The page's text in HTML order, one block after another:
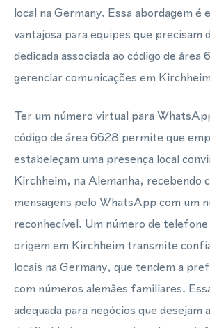
local na Germany. Essa abordagem é
vantajosa para equipes que precisam
dedicada associada ao código de área
gerenciar comunicações em
Ter um número virtual para
código de área 6628 permite que
estabeleçam uma presença local
Kirchheim, na Alemanha, recebendo
mensagens pelo WhatsApp com um
reconhecível. Um número de
origem em Kirchheim transmite
locais na Germany, que tendem a
com números alemães familiares.
adequada para negócios que desejam